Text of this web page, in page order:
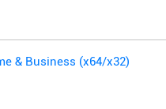
& Business (x64/x32)